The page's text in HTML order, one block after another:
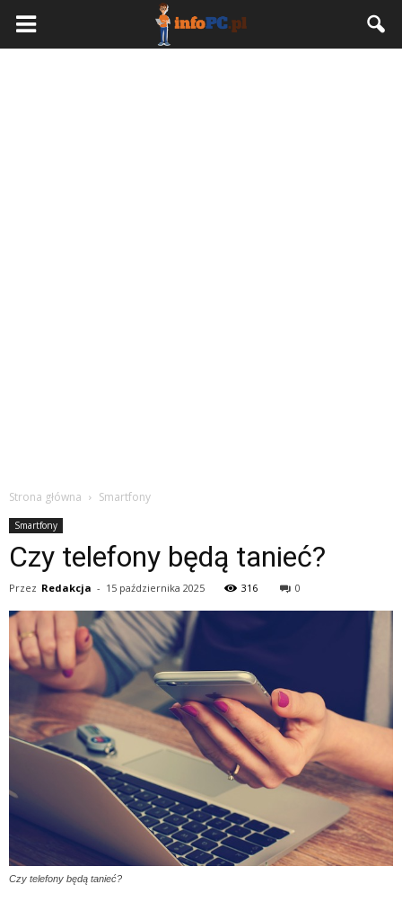
Strona główna Smartfony
Smartfony
Czy telefony będą tanieć?
Przez Redakcja - 15 października 2025 316 0
Czy telefony będą tanieć?